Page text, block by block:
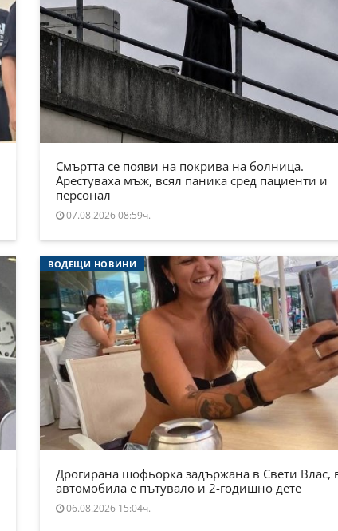
Смъртта се появи на покрива на болница.
Арестуваха мъж, всял паника сред пациенти и
персонал
07.08.2026 08:59ч.
ВОДЕЩИ НОВИНИ
Дрогирана шофьорка задържана в Свети Влас,
автомобила е пътувало и 2-годишно дете
06.08.2026 15:04ч.